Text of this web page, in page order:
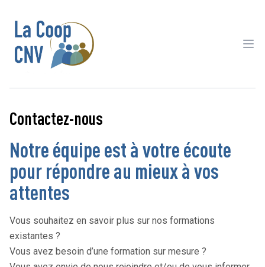
Contactez-nous
Notre équipe est à votre écoute
pour répondre au mieux à vos
attentes
Vous souhaitez en savoir plus sur nos formations
existantes ?
Vous avez besoin d’une formation sur mesure ?